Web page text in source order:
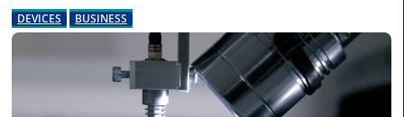
DEVICES BUSINESS